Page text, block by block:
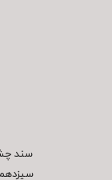
سند چشم انداز ۴